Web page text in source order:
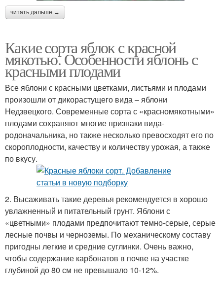
читать дальше →
Какие сорта яблок с красной
мякотью. Особенности яблонь с
красными плодами
Все яблони с красными цветками, листьями и плодами
произошли от дикорастущего вида – яблони
Недзвецкого. Современные сорта с «красномякотными»
плодами сохраняют многие признаки вида-
родоначальника, но также несколько превосходят его по
скороплодности, качеству и количеству урожая, а также
по вкусу.
2. Высаживать такие деревья рекомендуется в хорошо
увлажненный и питательный грунт. Яблони с
«цветными» плодами предпочитают темно-серые, серые
лесные почвы и черноземы. По механическому составу
пригодны легкие и средние суглинки. Очень важно,
чтобы содержание карбонатов в почве на участке
глубиной до 80 см не превышало 10-12%.